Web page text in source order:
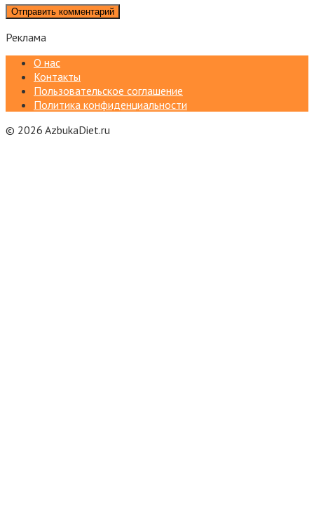
Реклама
О нас
Контакты
Пользовательское соглашение
Политика конфиденциальности
© 2026 AzbukaDiet.ru